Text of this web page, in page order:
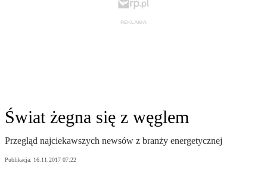
Świat żegna się z węglem
Przegląd najciekawszych newsów z branży energetycznej
Publikacja: 16.11.2017 07:22